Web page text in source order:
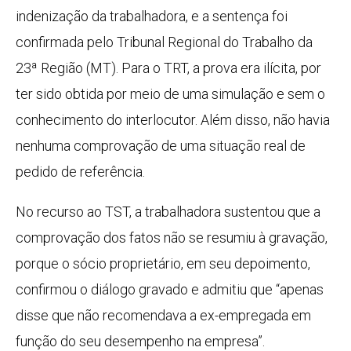
indenização da trabalhadora, e a sentença foi
confirmada pelo Tribunal Regional do Trabalho da
23ª Região (MT). Para o TRT, a prova era ilícita, por
ter sido obtida por meio de uma simulação e sem o
conhecimento do interlocutor. Além disso, não havia
nenhuma comprovação de uma situação real de
pedido de referência.
No recurso ao TST, a trabalhadora sustentou que a
comprovação dos fatos não se resumiu à gravação,
porque o sócio proprietário, em seu depoimento,
confirmou o diálogo gravado e admitiu que “apenas
disse que não recomendava a ex-empregada em
função do seu desempenho na empresa”.